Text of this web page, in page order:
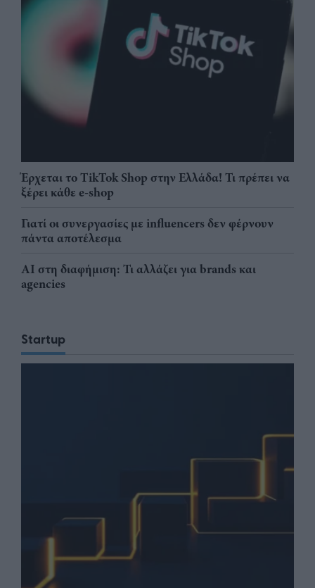
Έρχεται το TikTok Shop στην Ελλάδα! Τι πρέπει να
ξέρει κάθε e-shop
Γιατί οι συνεργασίες με influencers δεν φέρνουν
πάντα αποτέλεσμα
AI στη διαφήμιση: Τι αλλάζει για brands και
agencies
Startup